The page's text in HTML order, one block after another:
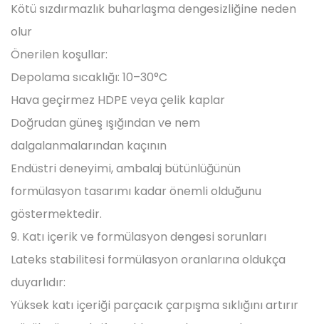
Kötü sızdırmazlık buharlaşma dengesizliğine neden
olur
Önerilen koşullar:
Depolama sıcaklığı: 10–30°C
Hava geçirmez HDPE veya çelik kaplar
Doğrudan güneş ışığından ve nem
dalgalanmalarından kaçının
Endüstri deneyimi, ambalaj bütünlüğünün
formülasyon tasarımı kadar önemli olduğunu
göstermektedir.
9. Katı içerik ve formülasyon dengesi sorunları
Lateks stabilitesi formülasyon oranlarına oldukça
duyarlıdır:
Yüksek katı içeriği parçacık çarpışma sıklığını artırır